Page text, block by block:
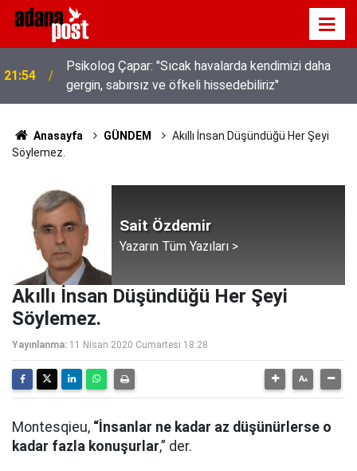
21:49
Kavurucu sıcakta hem kanalda yüzdüler hem karpuz
yediler
Anasayfa GÜNDEM
Akıllı İnsan Düşündüğü Her Şeyi
Söylemez.
Sait Özdemir
Yazarın Tüm Yazıları >
Akıllı İnsan Düşündüğü Her Şeyi
Söylemez.
Yayınlanma: 11 Nisan 2020 Cumartesi 18:28
Montesqieu, “İnsanlar ne kadar az düşünürlerse o
kadar fazla konuşurlar,” der.